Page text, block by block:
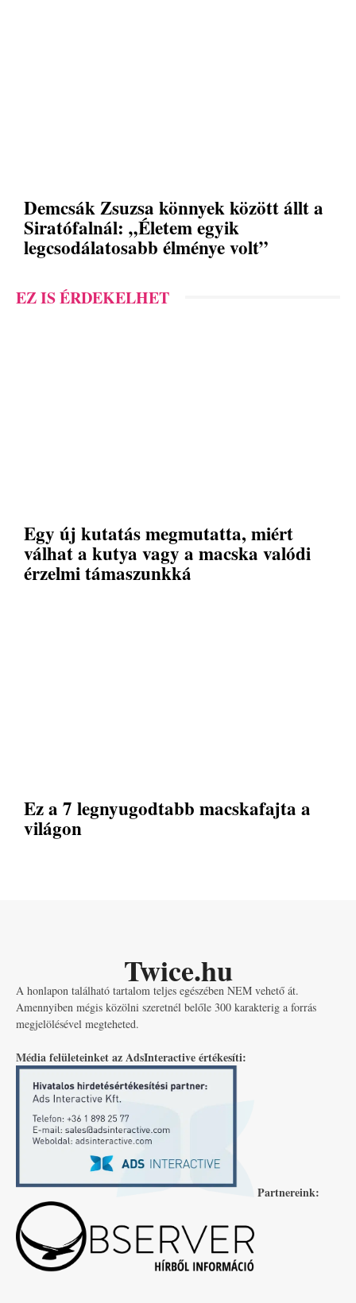
Demcsák Zsuzsa könnyek között állt a
Siratófalnál: „Életem egyik
legcsodálatosabb élménye volt”
EZ IS ÉRDEKELHET
Egy új kutatás megmutatta, miért
válhat a kutya vagy a macska valódi
érzelmi támaszunkká
Ez a 7 legnyugodtabb macskafajta a
világon
Twice.hu
A honlapon található tartalom teljes egészében NEM vehető át.
Amennyiben mégis közölni szeretnél belőle 300 karakterig a forrás
megjelölésével megteheted.
Média felületeinket az AdsInteractive értékesíti:
Partnereink: